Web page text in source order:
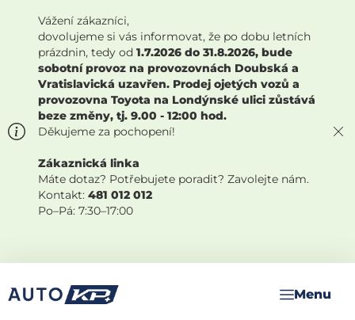
Vážení zákazníci,
dovolujeme si vás informovat, že po dobu letních
prázdnin, tedy od 1.7.2026 do 31.8.2026, bude
sobotní provoz na provozovnách Doubská a
Vratislavická uzavřen. Prodej ojetých vozů a
provozovna Toyota na Londýnské ulici zůstává
beze změny, tj. 9.00 - 12:00 hod.
Děkujeme za pochopení!
Zákaznická linka
Máte dotaz? Potřebujete poradit? Zavolejte nám.
Kontakt: 481 012 012
Po–Pá: 7:30–17:00